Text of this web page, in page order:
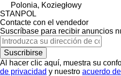
Polonia, Koziegłowy
STANPOL
Contacte con el vendedor
Suscríbase para recibir anuncios
Suscribirse
Al hacer clic aquí, muestra su
de privacidad y nuestro acuerdo